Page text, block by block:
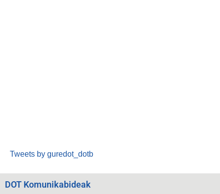
Tweets by guredot_dotb
DOT Komunikabideak